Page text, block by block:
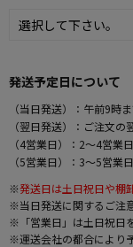
発送予定日について
（当日発送）：午前9時
（翌日発送）：ご注文の
（4営業日）：2～4営業
（5営業日）：3～5営業
※発送日は土日祝日や棚
※当日発送に関するご注
※「営業日」は土日祝日
※運送会社の都合により